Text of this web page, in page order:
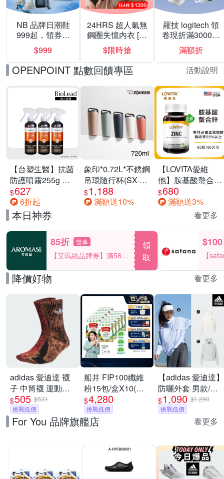
NB 品牌日潮鞋
999起，領券折
上折 最高回饋
40%
$999
24HRS 超人氣無
鋼圈失憶內衣 [熱
銷好評]
$限時搶
羅技 logitech 領
卷現折滿3000折
300
滿額折
OPENPOINT 點數回饋專區 活動說明
【台塑生醫】抗菌
防護噴霧255g 三
入組
$627
6折起
象印*0.72L*不銹鋼
吊環隨行杯(SX-
LA72H)
$1,188
滿額送10%
【LOVITA愛維
他】胺基酸螯合鋅
x2瓶30mg素食錠
(鋅錠)
$680
滿額送3%
本日神券 看更多
85折 雙享
【艾瑪絲品牌券】滿580
領
取
$100
【
降價好物 看更多
adidas 愛迪達 襪
子 中筒襪 運動襪
三葉草 TIE DYE
CREW 咖紅
IJ6672
$505 $531
挑戰低價
船井 FIP100纖維
粉15包/盒X10(共
150日份)-調節血
脂/血糖/膽固醇_速
$4,280
挑戰低價
【adidas 愛迪達】
防曬外套 男款/女
款 (多款任選)
$1,090 $1,290
挑戰低價
For You 品牌旗艦店 看更多